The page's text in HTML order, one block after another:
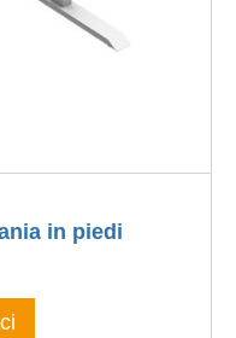
in piedi